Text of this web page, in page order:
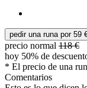
pedir una runa por 59
precio normal 118€
hoy 50% de
* El precio de una
Comentarios